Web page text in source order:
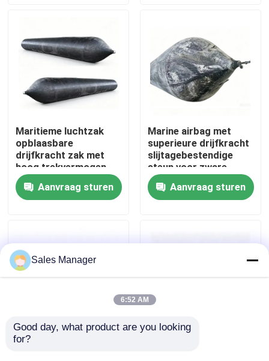
Producten
Videos
Over ons
Fabrieksreis
Kwaliteitscontrole
Vraag een offerte aan
Airbags van maritiem rubber
Maritieme luchtzak
opblaasbare
drijfkracht zak met
hoog trekvermogen
NR materiaal 0.05-
0.25 MPA werkdruk en
20+ jaar levensduur
Aanvraag sturen
Marine airbag met
superieure drijfkracht
slijtagebestendige
steun voor zware
lading voor het
lanceren van schepen
Aanvraag sturen
Marine Air Bag High
Sales Manager
6:52 AM
Good day, what product are you looking
for?